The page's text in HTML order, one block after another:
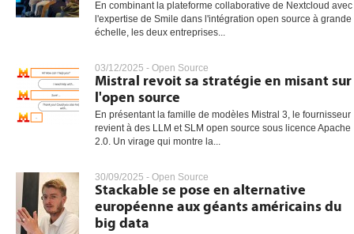
En combinant la plateforme collaborative de Nextcloud avec
l'expertise de Smile dans l'intégration open source à grande
échelle, les deux entreprises...
03/12/2025 - Open Source
Mistral revoit sa stratégie en misant sur
l'open source
En présentant la famille de modèles Mistral 3, le fournisseur
revient à des LLM et SLM open source sous licence Apache
2.0. Un virage qui montre la...
30/09/2025 - Open Source
Stackable se pose en alternative
européenne aux géants américains du
big data